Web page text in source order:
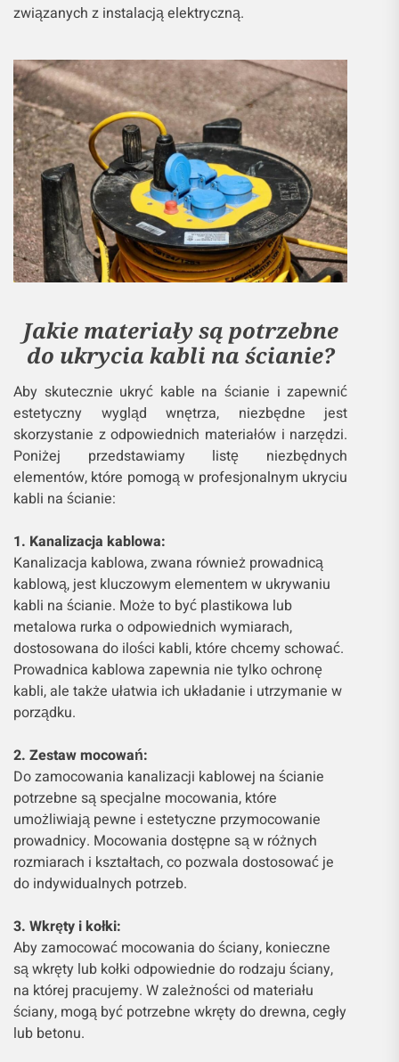
związanych z instalacją elektryczną.
Jakie materiały są potrzebne
do ukrycia kabli na ścianie?
Aby skutecznie ukryć kable na ścianie i zapewnić
estetyczny wygląd wnętrza, niezbędne jest
skorzystanie z odpowiednich materiałów i narzędzi.
Poniżej przedstawiamy listę niezbędnych
elementów, które pomogą w profesjonalnym ukryciu
kabli na ścianie:
1. Kanalizacja kablowa:
Kanalizacja kablowa, zwana również prowadnicą
kablową, jest kluczowym elementem w ukrywaniu
kabli na ścianie. Może to być plastikowa lub
metalowa rurka o odpowiednich wymiarach,
dostosowana do ilości kabli, które chcemy schować.
Prowadnica kablowa zapewnia nie tylko ochronę
kabli, ale także ułatwia ich układanie i utrzymanie w
porządku.
2. Zestaw mocowań:
Do zamocowania kanalizacji kablowej na ścianie
potrzebne są specjalne mocowania, które
umożliwiają pewne i estetyczne przymocowanie
prowadnicy. Mocowania dostępne są w różnych
rozmiarach i kształtach, co pozwala dostosować je
do indywidualnych potrzeb.
3. Wkręty i kołki:
Aby zamocować mocowania do ściany, konieczne
są wkręty lub kołki odpowiednie do rodzaju ściany,
na której pracujemy. W zależności od materiału
ściany, mogą być potrzebne wkręty do drewna, cegły
lub betonu.